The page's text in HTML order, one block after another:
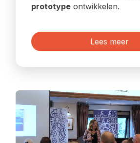
prototype ontwikkelen.
Lees meer